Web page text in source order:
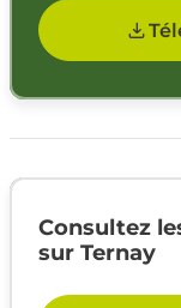
Consultez
sur Ternay